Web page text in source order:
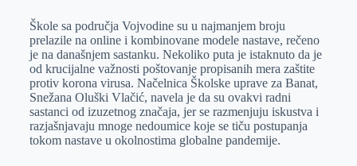
Škole sa područja Vojvodine su u najmanjem broju
prelazile na online i kombinovane modele nastave, rečeno
je na današnjem sastanku. Nekoliko puta je istaknuto da je
od krucijalne važnosti poštovanje propisanih mera zaštite
protiv korona virusa. Načelnica Školske uprave za Banat,
Snežana Oluški Vlačić, navela je da su ovakvi radni
sastanci od izuzetnog značaja, jer se razmenjuju iskustva i
razjašnjavaju mnoge nedoumice koje se tiču postupanja
tokom nastave u okolnostima globalne pandemije.